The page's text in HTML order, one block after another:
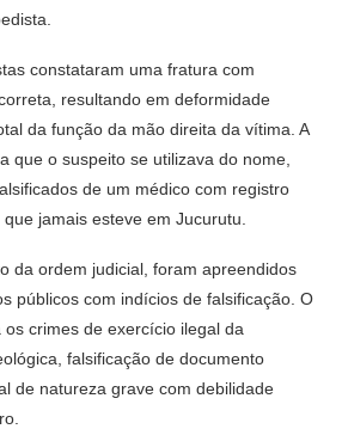
constataram uma fratura com
resultando em deformidade
da função da mão direita da vítima. A
que o suspeito se utilizava do nome,
de um médico com registro
jamais esteve em Jucurutu.
da ordem judicial, foram apreendidos
públicos com indícios de falsificação. O
crimes de exercício ilegal da
falsificação de documento
de natureza grave com debilidade